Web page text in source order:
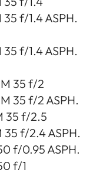
35 f/1.4 ASPH.
35 f/1.4 ASPH.
35 f/2
35 f/2 ASPH.
35 f/2.5
f/2.4 ASPH.
f/0.95 ASPH.
f/1